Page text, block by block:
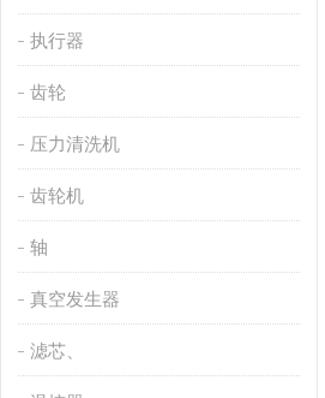
执行器
齿轮
压力清洗机
齿轮机
轴
真空发生器
滤芯、